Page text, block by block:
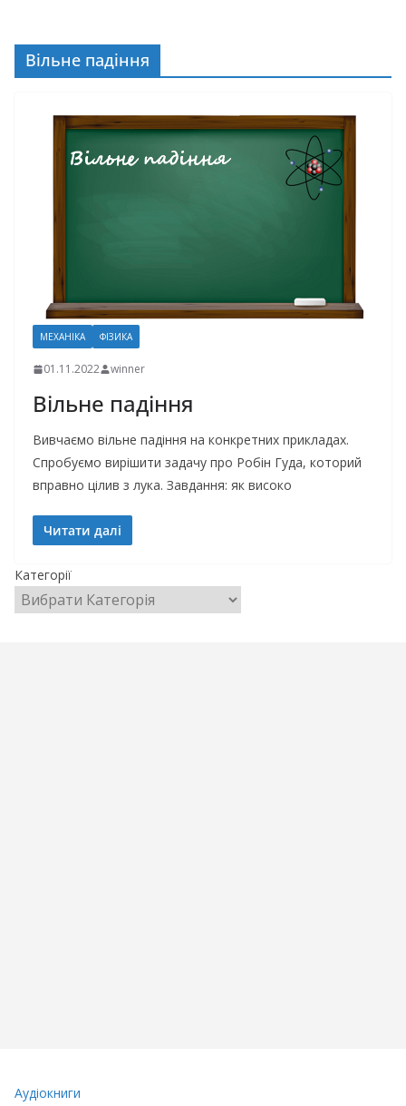
Вільне падіння
МЕХАНІКА ФІЗИКА
01.11.2022 winner
Вільне падіння
Вивчаємо вільне падіння на конкретних прикладах.
Спробуємо вирішити задачу про Робін Гуда, которий
вправно цілив з лука. Завдання: як високо
Читати далі
Категорії
Аудіокниги